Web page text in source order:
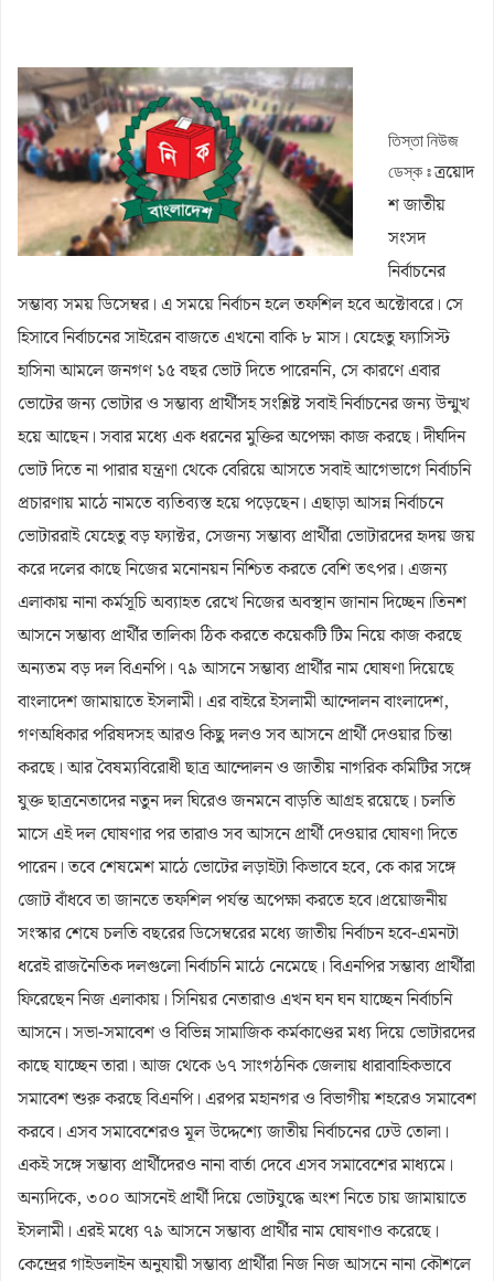
নবম পে স্কেল সরকারি কর্মকর্তা-কর্মচারীদের সুখবর দিলেন অর্থমন্ত্রী
কাজিদের আয় ১৪৪০ কোটি, সরকারের কোষাগারে নেই ১ শতাংশও
রাষ্ট্রপতি নির্বাচনে অংশ নেবে জামায়াত
রাষ্ট্রপতি নির্বাচনে জামায়াত প্রার্থী দেবে কিনা, জানা গেল
পাটগ্রামে ফ্যামিলি কার্ডের তথ্য সংগ্রহকারী নিয়োগে অনিয়মের অভিযোগ,
ইউএনওকে অবরুদ্ধ
তিস্তা নিউজ
ডেস্ক ঃত্রয়োদ
শ জাতীয়
সংসদ
নির্বাচনের
সম্ভাব্য সময় ডিসেম্বর। এ সময়ে নির্বাচন হলে তফশিল হবে অক্টোবরে। সে
হিসাবে নির্বাচনের সাইরেন বাজতে এখনো বাকি ৮ মাস। যেহেতু ফ্যাসিস্ট
হাসিনা আমলে জনগণ ১৫ বছর ভোট দিতে পারেননি, সে কারণে এবার
ভোটের জন্য ভোটার ও সম্ভাব্য প্রার্থীসহ সংশ্লিষ্ট সবাই নির্বাচনের জন্য উন্মুখ
হয়ে আছেন। সবার মধ্যে এক ধরনের মুক্তির অপেক্ষা কাজ করছে। দীর্ঘদিন
ভোট দিতে না পারার যন্ত্রণা থেকে বেরিয়ে আসতে সবাই আগেভাগে নির্বাচনি
প্রচারণায় মাঠে নামতে ব্যতিব্যস্ত হয়ে পড়েছেন। এছাড়া আসন্ন নির্বাচনে
ভোটাররাই যেহেতু বড় ফ্যাক্টর, সেজন্য সম্ভাব্য প্রার্থীরা ভোটারদের হৃদয় জয়
করে দলের কাছে নিজের মনোনয়ন নিশ্চিত করতে বেশি তৎপর। এজন্য
এলাকায় নানা কর্মসূচি অব্যাহত রেখে নিজের অবস্থান জানান দিচ্ছেন।তিনশ
আসনে সম্ভাব্য প্রার্থীর তালিকা ঠিক করতে কয়েকটি টিম নিয়ে কাজ করছে
অন্যতম বড় দল বিএনপি। ৭৯ আসনে সম্ভাব্য প্রার্থীর নাম ঘোষণা দিয়েছে
বাংলাদেশ জামায়াতে ইসলামী। এর বাইরে ইসলামী আন্দোলন বাংলাদেশ,
গণঅধিকার পরিষদসহ আরও কিছু দলও সব আসনে প্রার্থী দেওয়ার চিন্তা
করছে। আর বৈষম্যবিরোধী ছাত্র আন্দোলন ও জাতীয় নাগরিক কমিটির সঙ্গে
যুক্ত ছাত্রনেতাদের নতুন দল ঘিরেও জনমনে বাড়তি আগ্রহ রয়েছে। চলতি
মাসে এই দল ঘোষণার পর তারাও সব আসনে প্রার্থী দেওয়ার ঘোষণা দিতে
পারেন। তবে শেষমেশ মাঠে ভোটের লড়াইটা কিভাবে হবে, কে কার সঙ্গে
জোট বাঁধবে তা জানতে তফশিল পর্যন্ত অপেক্ষা করতে হবে।প্রয়োজনীয়
সংস্কার শেষে চলতি বছরের ডিসেম্বরের মধ্যে জাতীয় নির্বাচন হবে-এমনটা
ধরেই রাজনৈতিক দলগুলো নির্বাচনি মাঠে নেমেছে। বিএনপির সম্ভাব্য প্রার্থীরা
ফিরেছেন নিজ এলাকায়। সিনিয়র নেতারাও এখন ঘন ঘন যাচ্ছেন নির্বাচনি
আসনে। সভা-সমাবেশ ও বিভিন্ন সামাজিক কর্মকাণ্ডের মধ্য দিয়ে ভোটারদের
কাছে যাচ্ছেন তারা। আজ থেকে ৬৭ সাংগঠনিক জেলায় ধারাবাহিকভাবে
সমাবেশ শুরু করছে বিএনপি। এরপর মহানগর ও বিভাগীয় শহরেও সমাবেশ
করবে। এসব সমাবেশেরও মূল উদ্দেশ্যে জাতীয় নির্বাচনের ঢেউ তোলা।
একই সঙ্গে সম্ভাব্য প্রার্থীদেরও নানা বার্তা দেবে এসব সমাবেশের মাধ্যমে।
অন্যদিকে, ৩০০ আসনেই প্রার্থী দিয়ে ভোটযুদ্ধে অংশ নিতে চায় জামায়াতে
ইসলামী। এরই মধ্যে ৭৯ আসনে সম্ভাব্য প্রার্থীর নাম ঘোষণাও করেছে।
কেন্দ্রের গাইডলাইন অনুযায়ী সম্ভাব্য প্রার্থীরা নিজ নিজ আসনে নানা কৌশলে